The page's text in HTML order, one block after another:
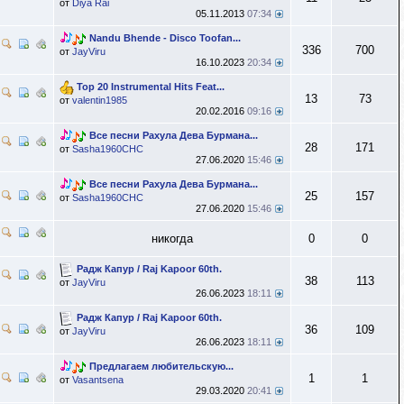
от Diya Rai
05.11.2013 07:34
Nandu Bhende - Disco Toofan...
от JayViru
16.10.2023 20:34
336 700
Top 20 Instrumental Hits Feat...
от valentin1985
20.02.2016 09:16
13 73
Все песни Рахула Дева Бурмана...
от Sasha1960CHC
27.06.2020 15:46
28 171
Все песни Рахула Дева Бурмана...
от Sasha1960CHC
27.06.2020 15:46
25 157
никогда 0 0
Радж Капур / Raj Kapoor 60th.
от JayViru
26.06.2023 18:11
38 113
Радж Капур / Raj Kapoor 60th.
от JayViru
26.06.2023 18:11
36 109
Предлагаем любительскую...
от Vasantsena
29.03.2020 20:41
1 1